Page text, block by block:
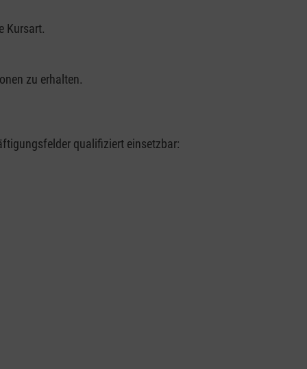
Kursart.
zu erhalten.
qualifiziert einsetzbar: